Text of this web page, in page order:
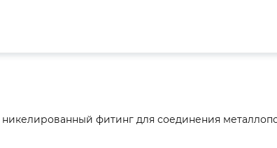
фитинг для соединения